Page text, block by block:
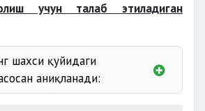
учун талаб этиладиган
шахси қуйидаги
аниқланади: